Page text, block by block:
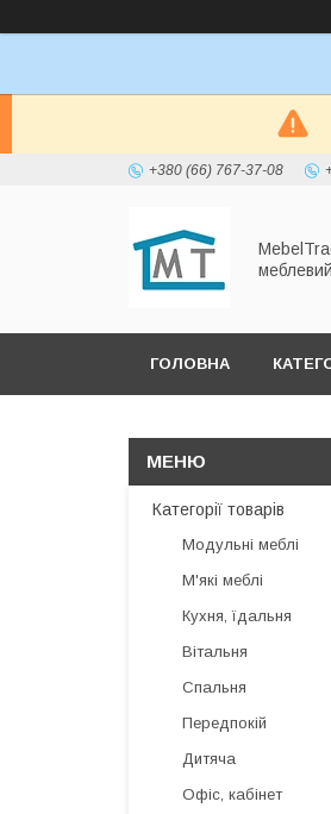
+380 (66) 767-37-08
ГОЛОВНА
Категорії товарів
Модульні меблі
М'які меблі
Кухня, їдальня
Вітальня
Спальня
Передпокій
Дитяча
Офіс, кабінет